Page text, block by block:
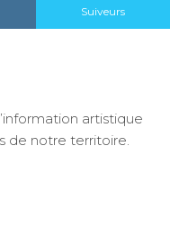
Suiveurs
artistique
de notre territoire.